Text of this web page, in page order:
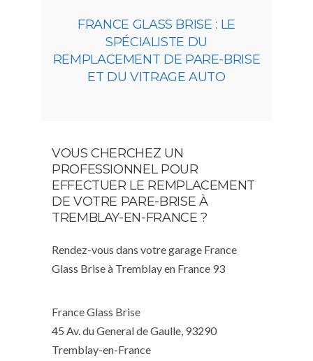
FRANCE GLASS BRISE : LE
SPÉCIALISTE DU
REMPLACEMENT DE PARE-BRISE
ET DU VITRAGE AUTO
VOUS CHERCHEZ UN
PROFESSIONNEL POUR
EFFECTUER LE REMPLACEMENT
DE VOTRE PARE-BRISE À
TREMBLAY-EN-FRANCE ?
Rendez-vous dans votre garage France
Glass Brise à Tremblay en France 93
France Glass Brise
45 Av. du General de Gaulle, 93290
Tremblay-en-France